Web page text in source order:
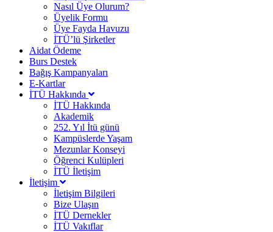
Nasıl Üye Olurum?
Üyelik Formu
Üye Fayda Havuzu
İTÜ’lü Şirketler
Aidat Ödeme
Burs Destek
Bağış Kampanyaları
E-Kartlar
İTÜ Hakkında
İTÜ Hakkında
Akademik
252. Yıl İtü günü
Kampüslerde Yaşam
Mezunlar Konseyi
Öğrenci Kulüpleri
İTÜ İletişim
İletişim
İletişim Bilgileri
Bize Ulaşın
İTÜ Dernekler
İTÜ Vakıflar